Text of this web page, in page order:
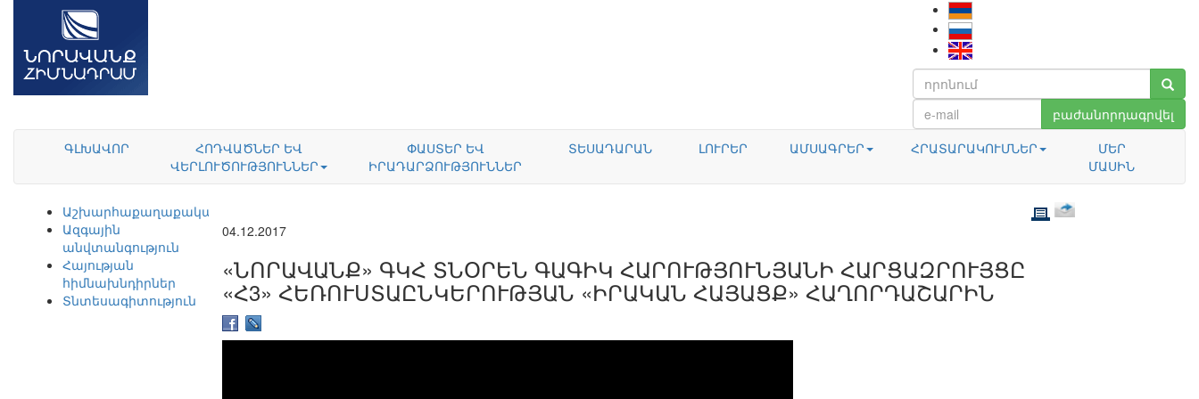
բաժանորդագրվել
ԳԼԽԱՎՈՐ
ՀՈԴՎԱԾՆԵՐ ԵՎ
ՎԵՐԼՈՒԾՈՒԹՅՈՒՆՆԵՐ
ՓԱՍՏԵՐ ԵՎ
ԻՐԱԴԱՐՁՈՒԹՅՈՒՆՆԵՐ
ՏԵՍԱԴԱՐԱՆ ԼՈՒՐԵՐ ԱՄՍԱԳՐԵՐ ՀՐԱՏԱՐԱԿՈՒՄՆԵՐ
ՄԵՐ
ՄԱՍԻՆ
Աշխարհաքաղաքականություն
Ազգային
անվտանգություն
Հայության
հիմնախնդիրներ
Տնտեսագիտություն
04.12.2017
«ՆՈՐԱՎԱՆՔ» ԳԿՀ ՏՆՕՐԵՆ ԳԱԳԻԿ ՀԱՐՈՒԹՅՈՒՆՅԱՆԻ ՀԱՐՑԱԶՐՈՒՅՑԸ
«Հ3» ՀԵՌՈՒՍՏԱԸՆԿԵՐՈՒԹՅԱՆ «ԻՐԱԿԱՆ ՀԱՅԱՑՔ» ՀԱՂՈՐԴԱՇԱՐԻՆ